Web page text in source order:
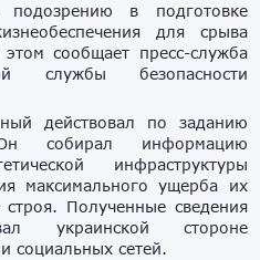
в подготовке
для срыва
сообщает пресс-служба
службы безопасности
действовал по заданию
собирал информацию
инфраструктуры
максимального ущерба их
Полученные сведения
украинской стороне
социальных сетей.